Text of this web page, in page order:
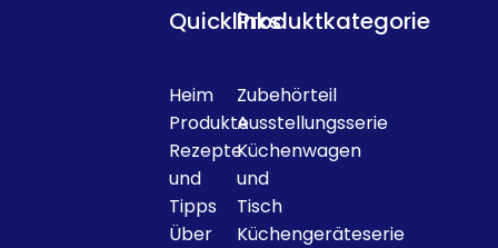
Quicklinks
Heim
Produkte
Rezepte
und
Tipps
Über
Produktkategorie
Zubehörteil
Ausstellungsserie
Küchenwagen
und
Tisch
Küchengeräteserie